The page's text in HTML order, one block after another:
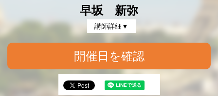
早坂 新弥
講師詳細▼
開催日を確認